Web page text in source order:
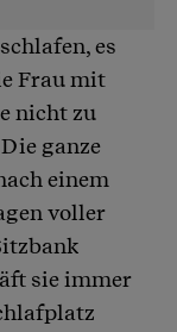
es
Frau mit
nicht zu
ganze
einem
voller
sie immer